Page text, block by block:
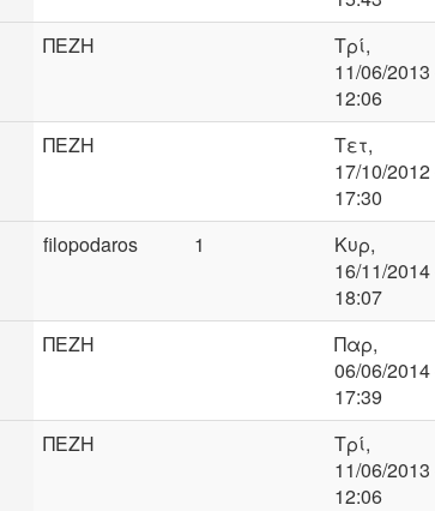
ΠΕΖΗ
Τρί,
11/06/2013
12:06
ΠΕΖΗ
Τετ,
17/10/2012
17:30
filopodaros 1
Κυρ,
16/11/2014
18:07
ΠΕΖΗ
Παρ,
06/06/2014
17:39
ΠΕΖΗ
Τρί,
11/06/2013
12:06